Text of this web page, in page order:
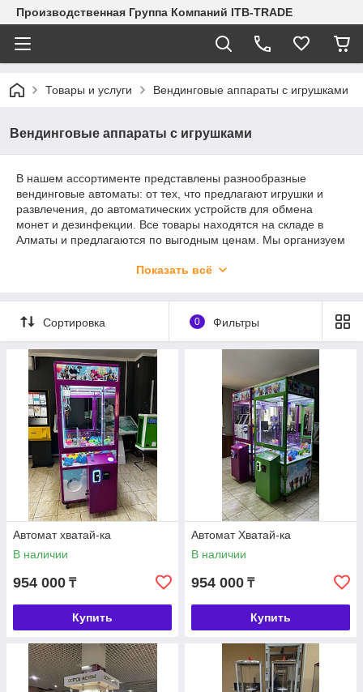
Производственная Группа Компаний ITB-TRADE
Товары и услуги Вендинговые аппараты с игрушками
Вендинговые аппараты с игрушками
В нашем ассортименте представлены разнообразные
вендинговые автоматы: от тех, что предлагают игрушки и
развлечения, до автоматических устройств для обмена
монет и дезинфекции. Все товары находятся на складе в
Алматы и предлагаются по выгодным ценам. Мы организуем
страны СНГ, чтобы вы могли получить выбранный аппарат в
Показать всё
Сортировка 0 Фильтры
Автомат хватай-ка
В наличии
954 000 ₸
Купить
Автомат Хватай-ка
В наличии
954 000 ₸
Купить